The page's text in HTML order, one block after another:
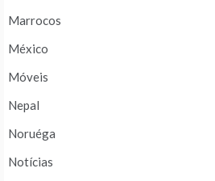
Marrocos
México
Móveis
Nepal
Noruéga
Notícias